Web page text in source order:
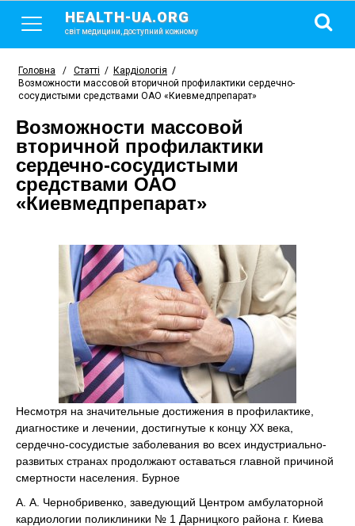
HEALTH-UA.ORG
світ медицини, доступний кожному
Головна / Статті / Кардіологія /
Возможности массовой вторичной профилактики сердечно-
сосудистыми средствами ОАО «Киевмедпрепарат»
Возможности массовой
вторичной профилактики
сердечно-сосудистыми
средствами ОАО
«Киевмедпрепарат»
Несмотря на значительные достижения в профилактике,
диагностике и лечении, достигнутые к концу ХХ века,
сердечно-сосудистые заболевания во всех индустриально-
развитых странах продолжают оставаться главной причиной
смертности населения. Бурное
А. А. Чернобривенко, заведующий Центром амбулаторной
кардиологии поликлиники № 1 Дарницкого района г. Киева